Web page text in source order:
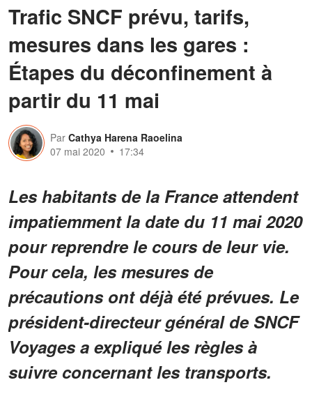
Trafic SNCF prévu, tarifs,
mesures dans les gares :
Étapes du déconfinement à
partir du 11 mai
Par Cathya Harena Raoelina
07 mai 2020
17:34
Les habitants de la France attendent
impatiemment la date du 11 mai 2020
pour reprendre le cours de leur vie.
Pour cela, les mesures de
précautions ont déjà été prévues. Le
président-directeur général de SNCF
Voyages a expliqué les règles à
suivre concernant les transports.